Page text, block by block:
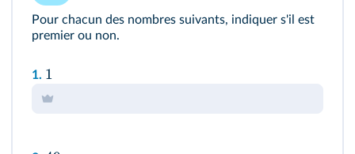
Pour chacun des nombres suivants, indiquer s'il est
premier ou non.
1. 1